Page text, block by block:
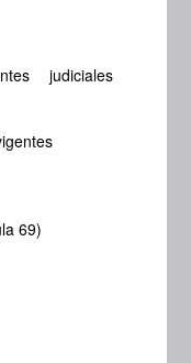
judiciales
69)